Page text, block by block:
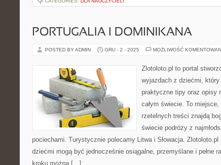
PORTUGALIA I DOMINIKANA
POSTED BY ADMIN GRU - 2 - 2025 MOŻLIWOŚĆ
Zlotoloto.pl to portal
wyjazdach z dziećmi, który
praktyczne tipy oraz opisy
całym świecie. To
rzetelnych treści znajdą
świecie podróży z
pociechami. Turystycznie polecamy Litwa i Słowacja.
dziećmi mogą być jednocześnie osiągalne, przemyślane i pełne
kroku można […]